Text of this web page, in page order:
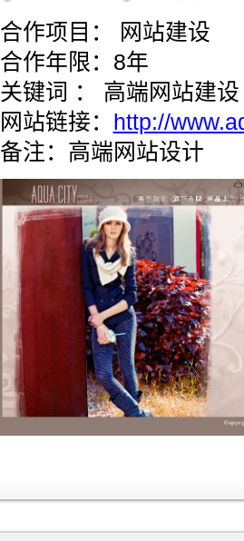
合作项目： 网站建设
合作年限：8年
关键词 ： 高端网站建设
网站链接： http://
备注：高端网站设计